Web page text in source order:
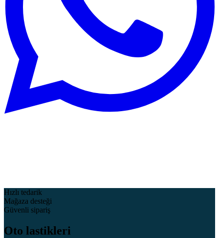
Hızlı tedarik
Mağaza desteği
Güvenli sipariş
Oto lastikleri